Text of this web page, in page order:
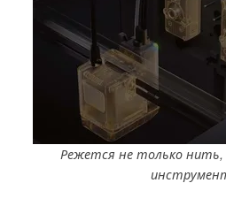
Режется не только нить,